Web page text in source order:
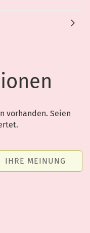
vorhanden. Seien
IHRE MEINUNG